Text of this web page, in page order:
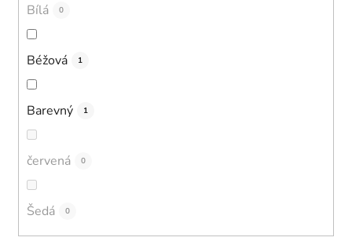
Bílá 0
Béžová 1
Barevný 1
červená 0
Šedá 0